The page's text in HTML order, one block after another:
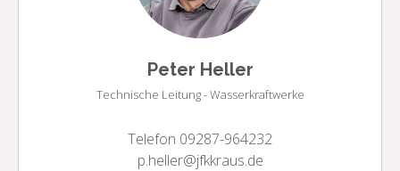
Peter Heller
Technische Leitung - Wasserkraftwerke
Telefon 09287-964232
p.heller@jfkkraus.de